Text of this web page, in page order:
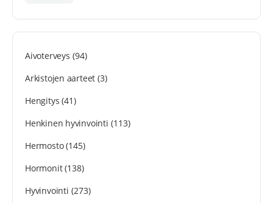
Aivoterveys (94)
Arkistojen aarteet (3)
Hengitys (41)
Henkinen hyvinvointi (113)
Hermosto(145)
Hormonit(138)
Hyvinvointi (273)